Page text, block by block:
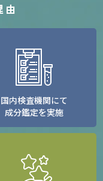
国内検査機関にて
成分鑑定を実施